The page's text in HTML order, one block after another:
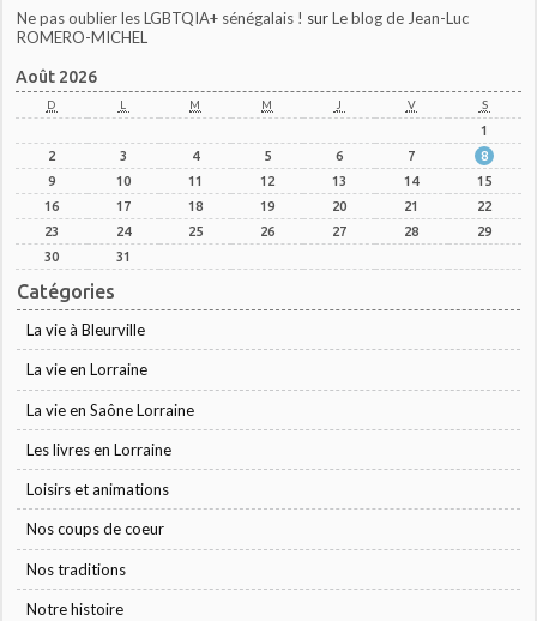
Ne pas oublier les LGBTQIA+ sénégalais ! surLe blog de Jean-Luc
ROMERO-MICHEL
Août 2026
D L M M J V S
1
2
3 4 5 6 7
8
9
10 11 12 13 14
15
16
17 18 19 20 21
22
23
24 25 26 27 28
29
30
31
Catégories
La vie à Bleurville
La vie en Lorraine
La vie en Saône Lorraine
Les livres en Lorraine
Loisirs et animations
Nos coups de coeur
Nos traditions
Notre histoire